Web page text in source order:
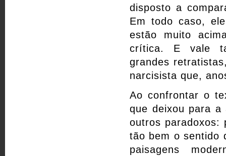
disposto a
Em todo caso,
estão muito
crítica. E vale
grandes
narcisista que,
Ao confrontar o
que deixou para
outros paradoxos:
tão bem o sentido
paisagens